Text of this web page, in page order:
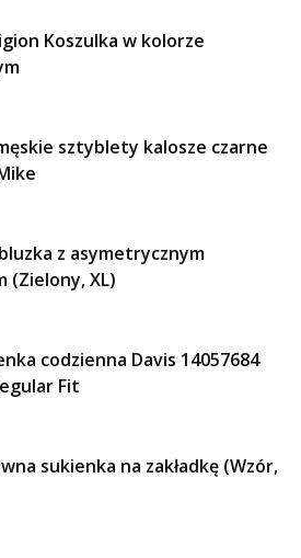
Koszulka w kolorze
sztyblety kalosze czarne
z asymetrycznym
(Zielony, XL)
codzienna Davis 14057684
Fit
sukienka na zakładkę (Wzór,